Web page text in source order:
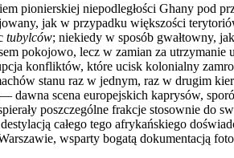
pionierskiej niepodległości Ghany pod
jak w przypadku większości
tubylców; niekiedy w sposób gwałtowny,
pokojowo, lecz w zamian za
konfliktów, które ucisk kolonialny
stanu raz w jednym, raz w drugim
scena europejskich kaprysów,
poszczególne frakcje stosownie do
całego tego afrykańskiego
wsparty bogatą dokumentacją